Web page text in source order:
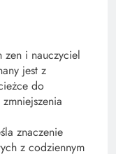
zen i nauczyciel
jest z
do
znaczenie
z codziennym